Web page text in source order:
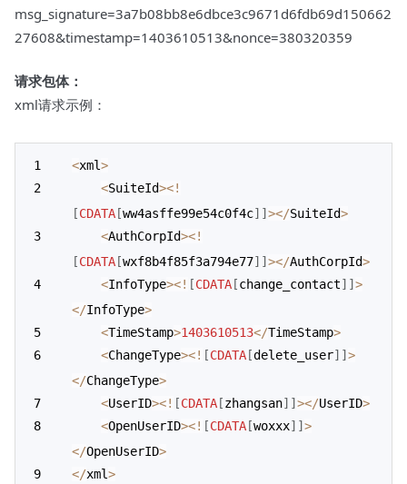
msg_signature=3a7b08bb8e6dbce3c9671d6fdb69d150662
27608&timestamp=1403610513&nonce=380320359
请求包体：
xml请求示例：
<xml>
<SuiteId><!
[CDATA [ww4asffe99e54c0f4c] ] ></SuiteId>
<AuthCorpId><!
[CDATA [wxf8b4f85f3a794e77] ] ></AuthCorpId>
<InfoType><! [CDATA [change_contact] ] >
</InfoType>
<TimeStamp>1403610513</TimeStamp>
<ChangeType><! [CDATA [delete_user] ] >
</ChangeType>
<UserID><! [CDATA [zhangsan] ] ></UserID>
<OpenUserID><! [CDATA [woxxx] ] >
</OpenUserID>
</xml>